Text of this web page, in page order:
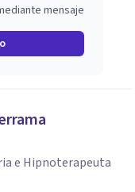
mensaje
e Hipnoterapeuta